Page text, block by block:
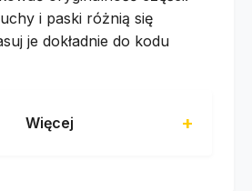
i paski różnią się
je dokładnie do kodu
Więcej